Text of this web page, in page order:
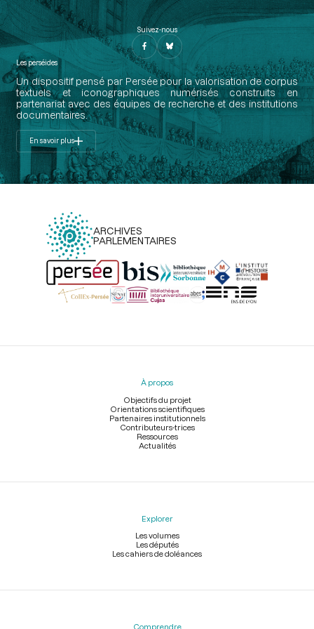
Suivez-nous
Les perséides
Un dispositif pensé par Persée pour la valorisation de corpus
textuels et iconographiques numérisés construits en
partenariat avec des équipes de recherche et des institutions
documentaires.
En savoir plus
ARCHIVES
PARLEMENTAIRES
Menu
À propos
Objectifs du projet
Orientations scientifiques
Partenaires institutionnels
Contributeurs-trices
Ressources
Actualités
Explorer
Les volumes
Les députés
Les cahiers de doléances
Comprendre